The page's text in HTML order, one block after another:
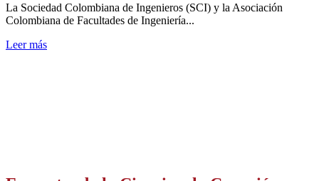
La Sociedad Colombiana de Ingenieros (SCI) y la Asociación
Colombiana de Facultades de Ingeniería...
Leer más